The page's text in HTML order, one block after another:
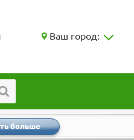
Ваш город:
больше